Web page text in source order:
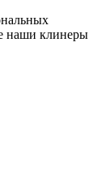
наши клинеры